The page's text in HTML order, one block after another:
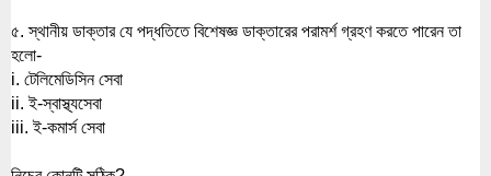
৫. স্থানীয় ডাক্তার যে পদ্ধতিতে বিশেষজ্ঞ ডাক্তারের পরামর্শ গ্রহণ করতে পারেন তা
হলো-
i. টেলিমেডিসিন সেবা
ii. ই-স্বাস্থ্যসেবা
iii. ই-কমার্স সেবা